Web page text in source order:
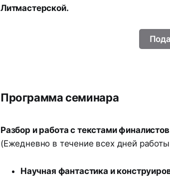
Литмастерской.
Программа семинара
Разбор и работа с текстами
(Ежедневно в течение всех дней
Научная фантастика и